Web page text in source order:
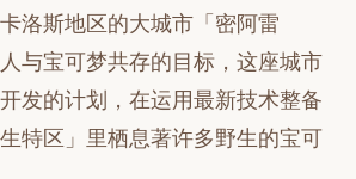
洛斯地区的大城市「密阿雷
与宝可梦共存的目标，这座城市
发的计划，在运用最新技术整备
特区」里栖息著许多野生的宝可